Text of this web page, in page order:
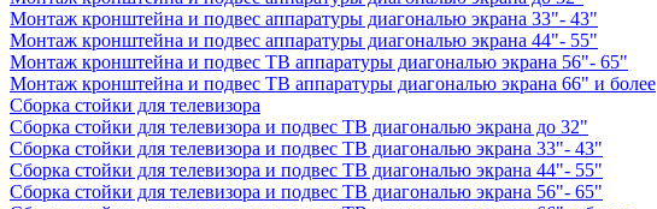
Монтаж кронштейна и подвес аппаратуры диагональю экрана 33"- 43"
Монтаж кронштейна и подвес аппаратуры диагональю экрана 44"- 55"
Монтаж кронштейна и подвес ТВ аппаратуры диагональю экрана 56"- 65"
Монтаж кронштейна и подвес ТВ аппаратуры диагональю экрана 66" и более
Сборка стойки для телевизора
Сборка стойки для телевизора и подвес ТВ диагональю экрана до 32"
Сборка стойки для телевизора и подвес ТВ диагональю экрана 33"- 43"
Сборка стойки для телевизора и подвес ТВ диагональю экрана 44"- 55"
Сборка стойки для телевизора и подвес ТВ диагональю экрана 56"- 65"